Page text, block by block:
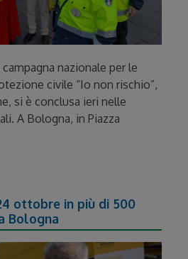
campagna nazionale per le
civile “Io non rischio”,
si è conclusa ieri nelle
A Bologna, in Piazza
ottobre in più di 500
Bologna